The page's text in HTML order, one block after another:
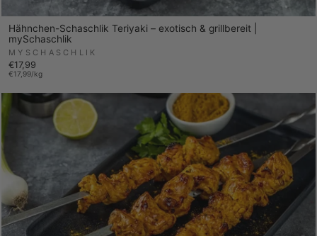
Hähnchen-Schaschlik Teriyaki – exotisch & grillbereit |
mySchaschlik
MYSCHASCHLIK
€17,99
€17,99/kg